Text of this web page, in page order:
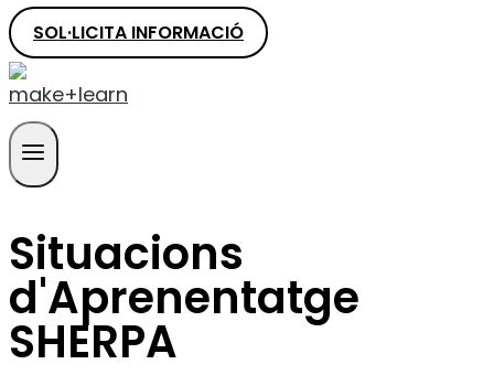
SOL·LICITA INFORMACIÓ
Situacions
d'Aprenentatge
SHERPA